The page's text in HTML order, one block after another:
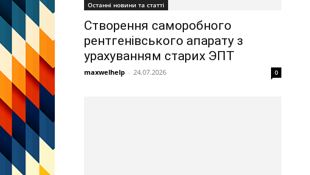
Останні новини та статті
Створення саморобного
рентгенівського апарату з
урахуванням старих ЭПТ
maxwelhelp - 24.07.2026 0